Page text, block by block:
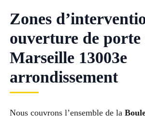
Zones
ouverture de porte
Marseille 13003e
arrondissement
Nous couvrons l’ensemble de la